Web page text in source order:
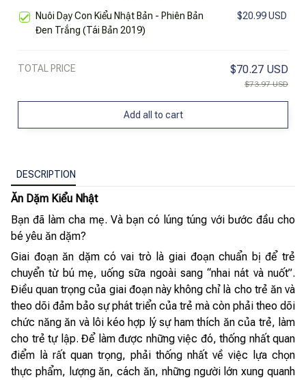
Nuôi Dạy Con Kiểu Nhật Bản - Phiên Bản
Đen Trắng (Tái Bản 2019)
$20.99 USD
TOTAL PRICE $70.27 USD
$73.97 USD
Add all to cart
DESCRIPTION
Ăn Dặm Kiểu Nhật
Bạn đã làm cha mẹ. Và bạn có lúng túng với bước đầu cho
bé yêu ăn dặm?
Giai đoạn ăn dặm có vai trò là giai đoạn chuẩn bị để trẻ
chuyển từ bú mẹ, uống sữa ngoài sang “nhai nát và nuốt”.
Điều quan trọng của giai đoạn này không chỉ là cho trẻ ăn và
theo dõi đảm bảo sự phát triển của trẻ mà còn phải theo dõi
chức năng ăn và lôi kéo hợp lý sự ham thích ăn của trẻ, làm
cho trẻ tự lập. Để làm được những việc đó, thống nhất quan
điểm là rất quan trọng, phải thống nhất về việc lựa chọn
thực phẩm, lượng ăn, cách ăn, những người lớn xung quanh